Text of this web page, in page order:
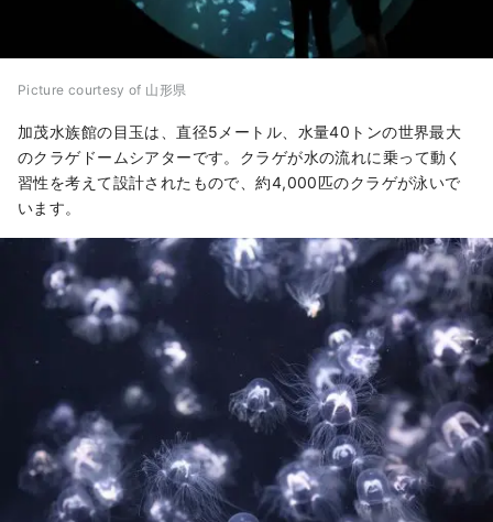
Picture courtesy of 山形県
加茂水族館の目玉は、直径5メートル、水量40トンの世界最大
のクラゲドームシアターです。クラゲが水の流れに乗って動く
習性を考えて設計されたもので、約4,000匹のクラゲが泳いで
います。